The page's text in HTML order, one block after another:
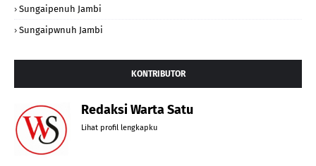
Sungaipenuh Jambi
Sungaipwnuh Jambi
KONTRIBUTOR
Redaksi Warta Satu
Lihat profil lengkapku